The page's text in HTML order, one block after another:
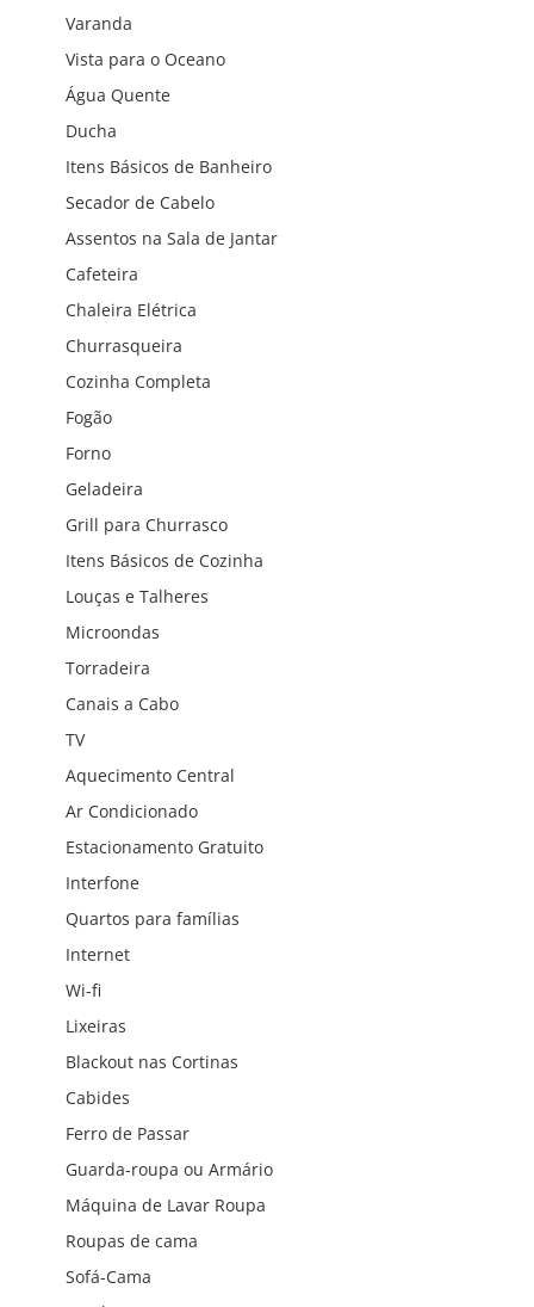
Varanda
Vista para o Oceano
Água Quente
Ducha
Itens Básicos de Banheiro
Secador de Cabelo
Assentos na Sala de Jantar
Cafeteira
Chaleira Elétrica
Churrasqueira
Cozinha Completa
Fogão
Forno
Geladeira
Grill para Churrasco
Itens Básicos de Cozinha
Louças e Talheres
Microondas
Torradeira
Canais a Cabo
TV
Aquecimento Central
Ar Condicionado
Estacionamento Gratuito
Interfone
Quartos para famílias
Internet
Wi-fi
Lixeiras
Blackout nas Cortinas
Cabides
Ferro de Passar
Guarda-roupa ou Armário
Máquina de Lavar Roupa
Roupas de cama
Sofá-Cama